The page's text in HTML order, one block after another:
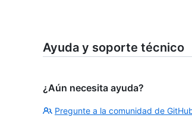
Ayuda y soporte técnico
¿Aún necesita ayuda?
Pregunte a la comunidad de